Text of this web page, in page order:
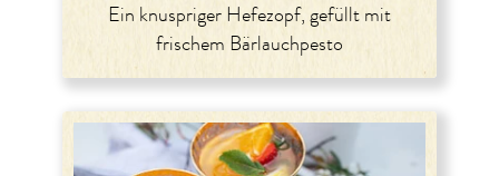
Ein knuspriger Hefezopf, gefüllt mit
frischem Bärlauchpesto